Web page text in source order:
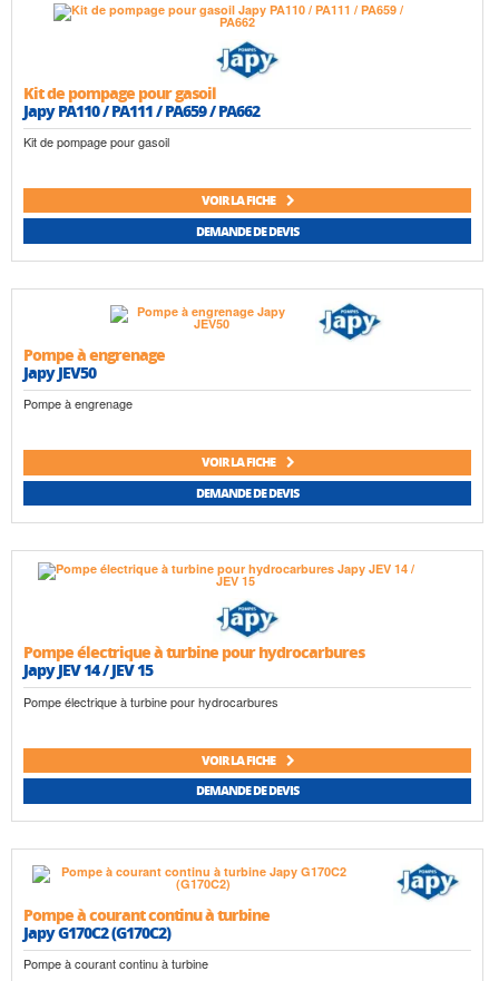
Kit de pompage pour gasoil
Japy PA110 / PA111 / PA659 / PA662
Kit de pompage pour gasoil
VOIR LA FICHE
DEMANDE DE DEVIS
Pompe à engrenage
Japy JEV50
Pompe à engrenage
VOIR LA FICHE
DEMANDE DE DEVIS
Pompe électrique à turbine pour hydrocarbures
Japy JEV 14 / JEV 15
Pompe électrique à turbine pour hydrocarbures
VOIR LA FICHE
DEMANDE DE DEVIS
Pompe à courant continu à turbine
Japy G170C2 (G170C2)
Pompe à courant continu à turbine